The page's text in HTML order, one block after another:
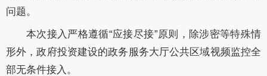
问题。
本次接入严格遵循“应接尽接”原则，除涉密等特殊情
形外，政府投资建设的政务服务大厅公共区域视频监控全
部无条件接入。